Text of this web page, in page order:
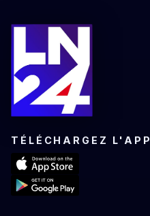
TÉLÉCHARGEZ L'APP